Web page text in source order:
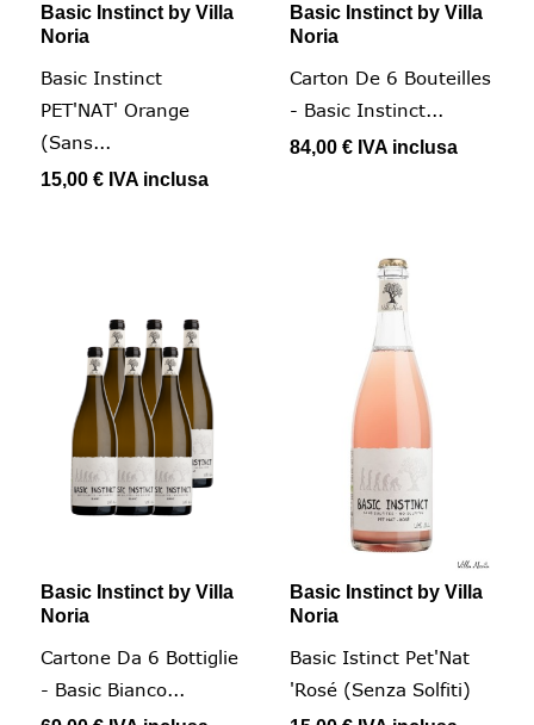
Basic Instinct by Villa
Noria
Basic Instinct
PET'NAT' Orange
(Sans...
15,00 € IVA inclusa
Basic Instinct by Villa
Noria
Carton De 6 Bouteilles
- Basic Instinct...
84,00 € IVA inclusa
Basic Instinct by Villa
Noria
Cartone Da 6 Bottiglie
- Basic Bianco...
Basic Instinct by Villa
Noria
Basic Istinct Pet'Nat
'Rosé (senza Solfiti)